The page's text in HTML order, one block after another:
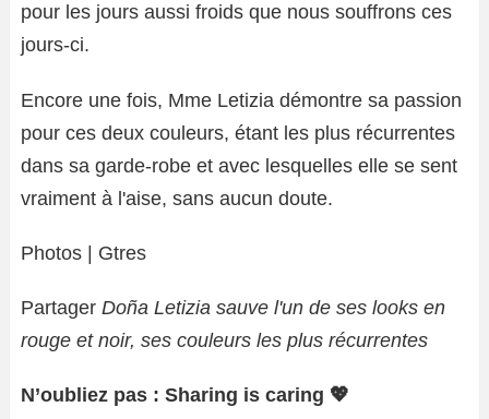
pour les jours aussi froids que nous souffrons ces
jours-ci.
Encore une fois, Mme Letizia démontre sa passion
pour ces deux couleurs, étant les plus récurrentes
dans sa garde-robe et avec lesquelles elle se sent
vraiment à l'aise, sans aucun doute.
Photos | Gtres
Partager Doña Letizia sauve l'un de ses looks en
rouge et noir, ses couleurs les plus récurrentes
N’oubliez pas : Sharing is caring 💖